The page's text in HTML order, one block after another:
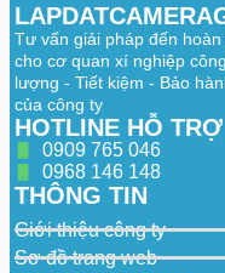
Video Bit Rate 32
Audio Sampling 8
Audio Bit Rate 64
Video Output
Multi-screen
Display
Tư vấn giải pháp đến
cho cơ quan xí nghiệp
lượng - Tiết kiệm - Bảo
của công ty
HOTLINE HỖ TRỢ
0909 765 046
0968 146 148
THÔNG TIN
Giới thiệu công ty
Sơ đồ trang web